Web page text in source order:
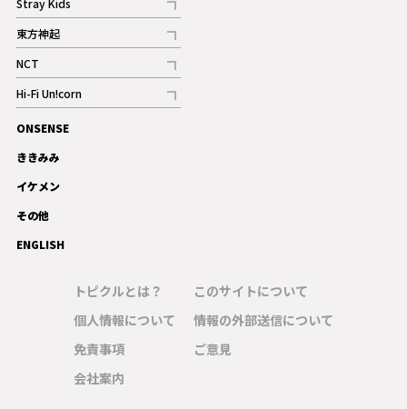
記事
東方神起
記事
NCT
記事
Hi-Fi Un!corn
記事
ギャラリー
ONSENSE
ききみみ
イケメン
その他
ENGLISH
トピクルとは？
個人情報について
免責事項
会社案内
このサイトについて
情報の外部送信について
ご意見